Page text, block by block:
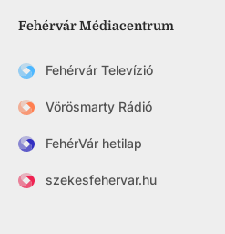
Fehérvár Médiacentrum
Fehérvár Televízió
Vörösmarty Rádió
FehérVár hetilap
szekesfehervar.hu